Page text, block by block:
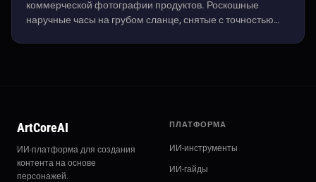
коммерческой фотографии продуктов. Роскошные
наручные часы на грубом сланце, снятые с точностью
ArtCoreAI
ИИ-платформа для создания
контента на основе
персонажей.
ПЛАТФОРМА
ИИ-инструменты
ИИ-гайды